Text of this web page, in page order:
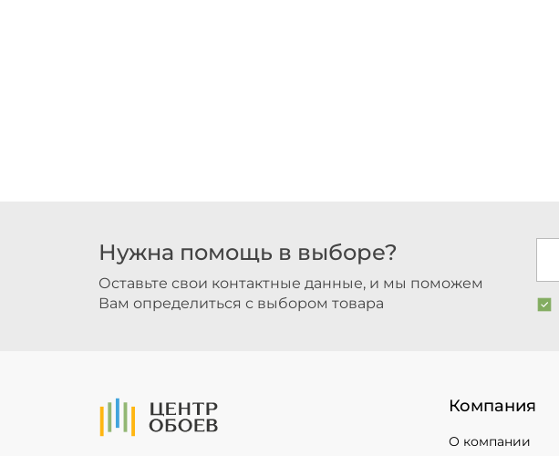
Нужна помощь в выборе?
Оставьте свои контактные данные, и мы поможем
Вам определиться с выбором товара
На Главную Компания
О компании